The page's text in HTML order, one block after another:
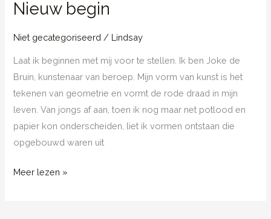
Nieuw begin
Niet gecategoriseerd / Lindsay
Laat ik beginnen met mij voor te stellen. Ik ben Joke de
Bruin, kunstenaar van beroep. Mijn vorm van kunst is het
tekenen van geometrie en vormt de rode draad in mijn
leven. Van jongs af aan, toen ik nog maar net potlood en
papier kon onderscheiden, liet ik vormen ontstaan die
opgebouwd waren uit
Nieuw
Meer lezen »